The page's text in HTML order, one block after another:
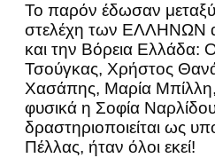
Το παρόν έδωσαν
στελέχη των ΕΛΛΗΝΩΝ
και την Βόρεια Ελλάδα:
Τσούγκας, Χρήστος
Χασάπης, Μαρία Μπίλλη,
φυσικά η Σοφία
δραστηριοποιείται ως
Πέλλας, ήταν όλοι εκεί!